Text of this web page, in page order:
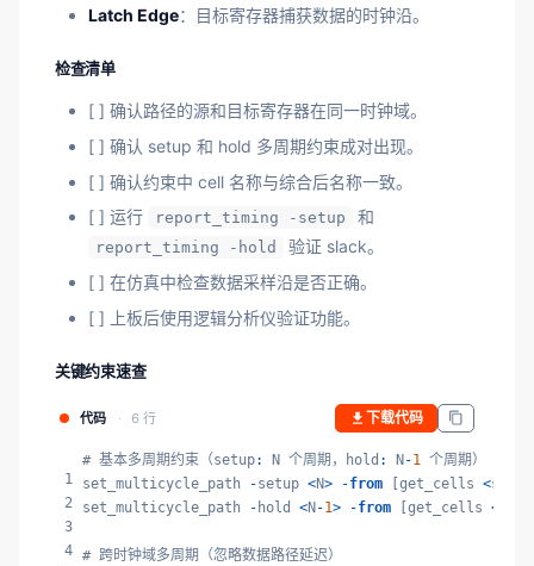
Latch Edge：目标寄存器捕获数据的时钟沿。
检查清单
[ ] 确认路径的源和目标寄存器在同一时钟域。
[ ] 确认 setup 和 hold 多周期约束成对出现。
[ ] 确认约束中 cell 名称与综合后名称一致。
[ ] 运行
report_timing -setup 和
report_timing -hold
验证 slack。
[ ] 在仿真中检查数据采样沿是否正确。
[ ] 上板后使用逻辑分析仪验证功能。
关键约束速查
代码 6 行 下载代码
1
2
3
4
# 基本多周期约束（setup: N 个周期，hold : N-1
个周期）
set_multicycle_path
-setup <N> -from [get_cells <src
set_multicycle_path
- hold <N-1> -from [get_cells <
# 跨时钟域多周期（忽略数据路径延迟）